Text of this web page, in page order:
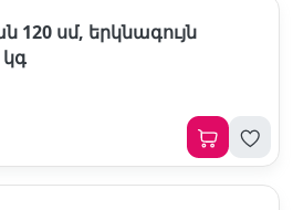
սմ, երկնագույն